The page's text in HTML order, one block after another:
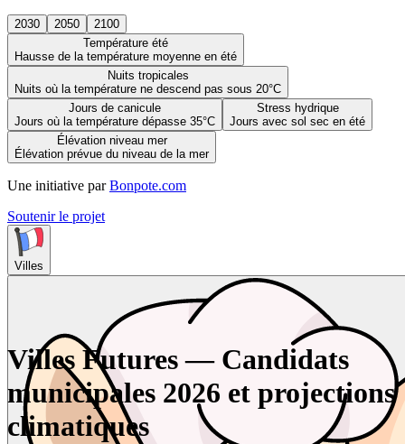
2030 2050
2100
Température été
Hausse de la température moyenne en été
Nuits tropicales
Nuits où la température ne descend pas sous 20°C
Jours de canicule
Jours où la température dépasse 35°C
Stress hydrique
Jours avec sol sec en été
Élévation niveau mer
Élévation prévue du niveau de la mer
Une initiative par Bonpote.com
Soutenir le projet
Villes
Villes Futures — Candidats
municipales 2026 et projections
climatiques